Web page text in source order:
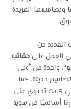
وتصاميمها الفريدة
العديد من
العمل علىحقائب
“، واحدة من أولى
تصاميم حديثة. كما
كانت تحتوي على
أساسيًا من هوية